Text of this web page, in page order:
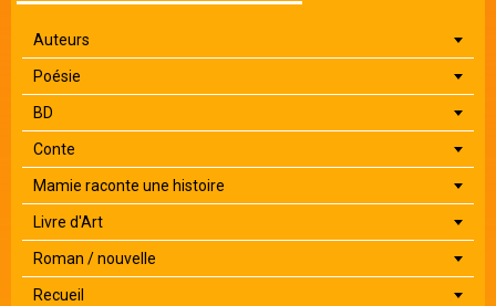
Auteurs
Poésie
BD
Conte
Mamie raconte une histoire
Livre d'Art
Roman / nouvelle
Recueil